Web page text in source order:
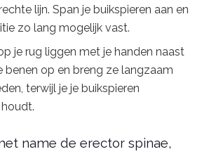
lijn. Span je buikspieren aan en
zo lang mogelijk vast.
je rug liggen met je handen naast
benen op en breng ze langzaam
terwijl je je buikspieren
name de erector spinae,